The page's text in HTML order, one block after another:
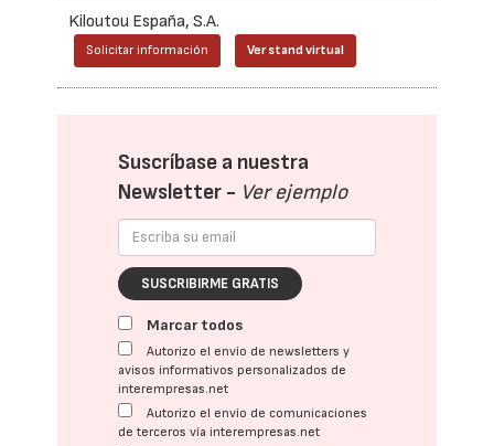
Kiloutou España, S.A.
Solicitar información Ver stand virtual
Suscríbase a nuestra
Newsletter - Ver ejemplo
SUSCRIBIRME GRATIS
Marcar todos
Autorizo el envío de newsletters y
avisos informativos personalizados de
interempresas.net
Autorizo el envío de comunicaciones
de terceros vía interempresas.net